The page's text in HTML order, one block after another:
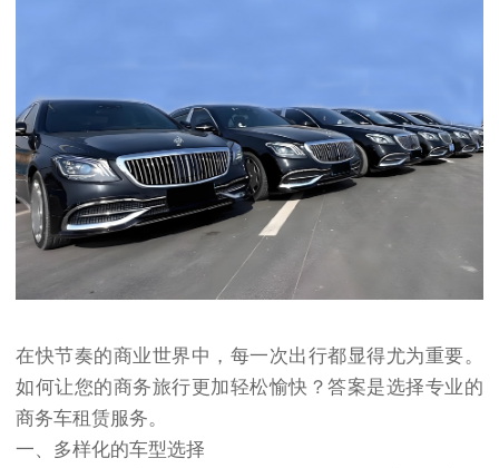
在快节奏的商业世界中，每一次出行都显得尤为重要。
如何让您的商务旅行更加轻松愉快？答案是选择专业的
商务车租赁服务。
一、多样化的车型选择